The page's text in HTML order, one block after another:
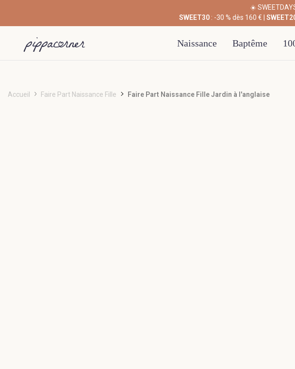
☀️
SWEET30 : -30 % dès 160 € |
Naissance Baptême
Accueil Faire Part Naissance Fille Faire Part Naissance Fille Jardin à l'anglaise